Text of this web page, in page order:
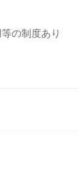
の制度あり